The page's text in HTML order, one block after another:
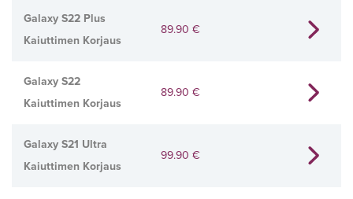
Galaxy S22 Plus
Kaiuttimen Korjaus
89.90 €
Galaxy S22
Kaiuttimen Korjaus
89.90 €
Galaxy S21 Ultra
Kaiuttimen Korjaus
99.90 €